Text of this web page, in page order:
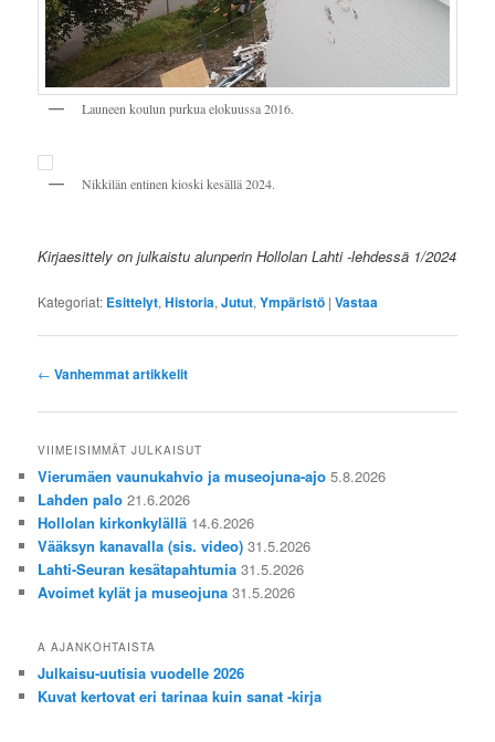
Launeen koulun purkua elokuussa 2016.
Nikkilän entinen kioski kesällä 2024.
Kirjaesittely on julkaistu alunperin Hollolan Lahti -lehdessä 1/2024
Kategoriat: Esittelyt,Historia,Jutut,Ympäristö |Vastaa
Artikkelien
← Vanhemmat artikkelit
VIIMEISIMMÄT JULKAISUT
Vierumäen vaunukahvio ja museojuna-ajo 5.8.2026
Lahden palo 21.6.2026
Hollolan kirkonkylällä 14.6.2026
Vääksyn kanavalla (sis. video) 31.5.2026
Lahti-Seuran kesätapahtumia 31.5.2026
Avoimet kylät ja museojuna 31.5.2026
A AJANKOHTAISTA
Julkaisu-uutisia vuodelle 2026
Kuvat kertovat eri tarinaa kuin sanat -kirja